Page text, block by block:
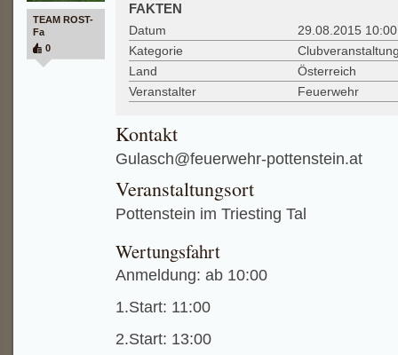
TEAM ROST-
Fa
0
FAKTEN
Datum
29.08.2015 10:00
Kategorie
Land
Österreich
Veranstalter
Feuerwehr
Kontakt
Gulasch@feuerwehr-pottenstein.at
Veranstaltungsort
Pottenstein im Triesting Tal
Wertungsfahrt
Anmeldung: ab 10:00
1.Start: 11:00
2.Start: 13:00